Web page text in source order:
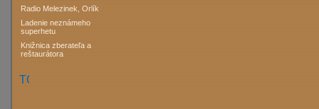
Radio Melezinek, Orlík
Ladenie neznámeho
superhetu
Knižnica zberateľa a
reštaurátora